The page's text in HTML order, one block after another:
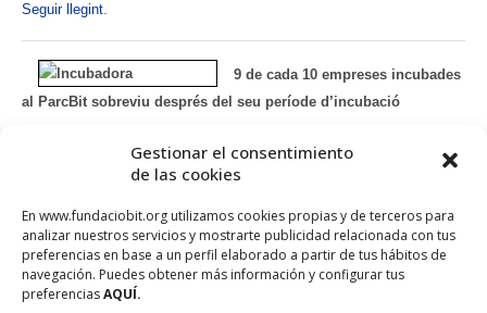
Gestionar el consentimiento
de las cookies
En www.fundaciobit.org utilizamos cookies propias y de terceros para
analizar nuestros servicios y mostrarte publicidad relacionada con tus
preferencias en base a un perfil elaborado a partir de tus hábitos de
navegación. Puedes obtener más información y configurar tus
preferenciasAQUÍ.
Seguir llegint.
9 de cada 10 empreses incubades
al ParcBit sobreviu després del seu període d’incubació
La xarxa EuropeanBICNetwork (EBN), que agrupa, representa i
acredita tots els Centres Europeus d’Empreses i Innovació de la Unió
Fundació Bit, ha presentat recentment els seus resultats
corresponents a 2014. Segons aquests, mitjançant la xarxa EBN
s’han creat més de 13.000 llocs de treball i s’han ajudat a recaptar